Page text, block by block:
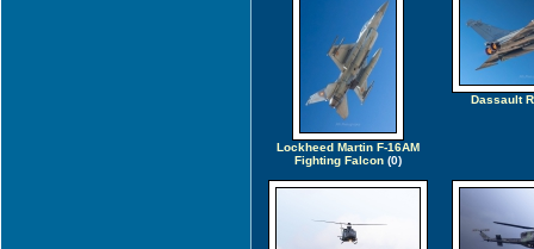
Lockheed Martin F-16AM
Fighting Falcon (0)
Dassault